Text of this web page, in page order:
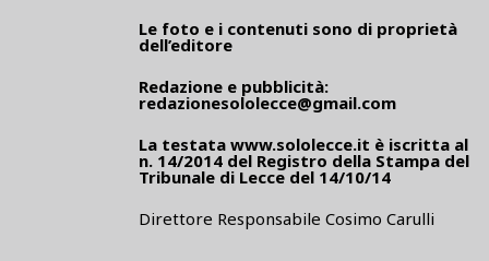
Le foto e i contenuti sono di proprietà
dell’editore
Redazione e pubblicità:
redazionesololecce@gmail.com
La testata www.sololecce.it è iscritta al
n. 14/2014 del Registro della Stampa del
Tribunale di Lecce del 14/10/14
Direttore Responsabile Cosimo Carulli